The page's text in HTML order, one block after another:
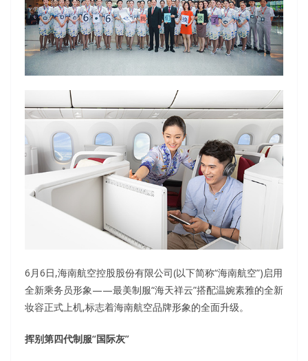
6月6日,海南航空控股股份有限公司(以下简称“海南航空”)启用
全新乘务员形象——最美制服“海天祥云”搭配温婉素雅的全新
妆容正式上机,标志着海南航空品牌形象的全面升级。
挥别第四代制服“国际灰”